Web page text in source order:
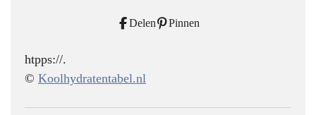
Delen Pinnen
htpps://.
© Koolhydratentabel.nl